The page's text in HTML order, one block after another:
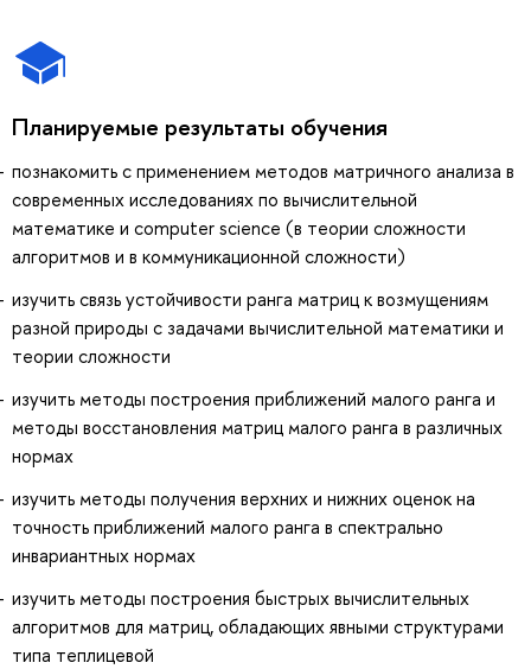
Планируемые результаты обучения
познакомить с применением методов матричного анализа в
современных исследованиях по вычислительной
математике и computer science (в теории сложности
алгоритмов и в коммуникационной сложности)
изучить связь устойчивости ранга матриц к возмущениям
разной природы с задачами вычислительной математики и
теории сложности
изучить методы построения приближений малого ранга и
методы восстановления матриц малого ранга в различных
нормах
изучить методы получения верхних и нижних оценок на
точность приближений малого ранга в спектрально
инвариантных нормах
изучить методы построения быстрых вычислительных
алгоритмов для матриц, обладающих явными структурами
типа теплицевой